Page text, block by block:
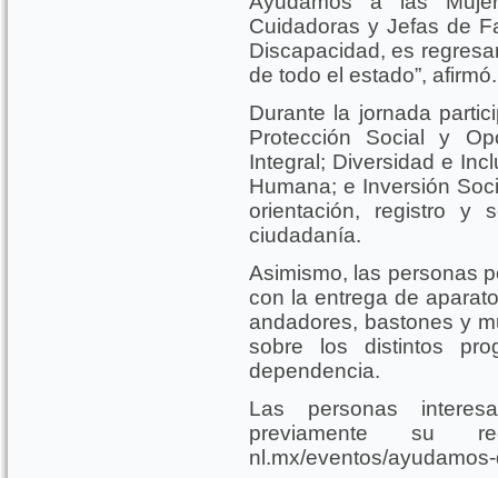
Cuidadoras y Jefas de
Discapacidad, es
de todo el estado”, afirmó.
Durante la jornada
Protección Social y
Integral; Diversidad e
Humana; e Inversión
orientación, registro y
ciudadanía.
Asimismo, las personas
con la entrega de
andadores, bastones y
sobre los distintos
dependencia.
Las personas
previamente su
nl.mx/eventos/